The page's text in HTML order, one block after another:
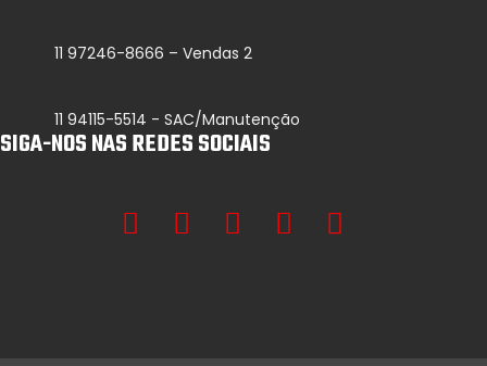
11 97246-8666 – Vendas 2
11 94115-5514 - SAC/Manutenção
SIGA-NOS NAS REDES SOCIAIS